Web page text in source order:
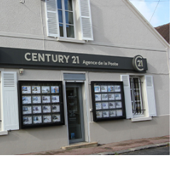
Agence de la Poste
Gambetta
SUR ORGE - 91240
un message
à l'agence